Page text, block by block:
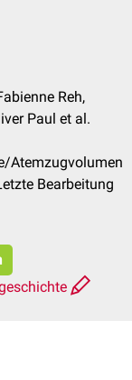
Reh,
Paul et al.
Atemzugvolumen
Bearbeitung